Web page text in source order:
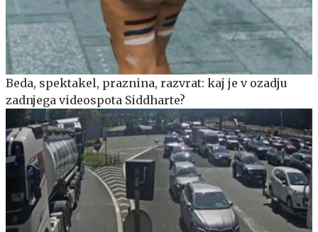
Beda, spektakel, praznina, razvrat: kaj je v ozadju
zadnjega videospota Siddharte?